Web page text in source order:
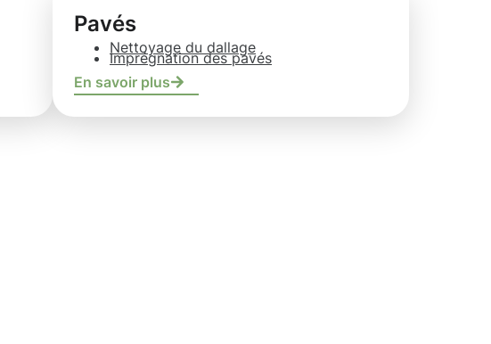
Pavés
Nettoyage du dallage
Imprégnation des pavés
En savoir plus